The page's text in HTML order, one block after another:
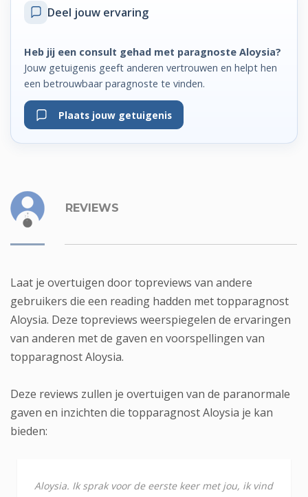
Deel jouw ervaring
Heb jij een consult gehad met paragnoste Aloysia?
Jouw getuigenis geeft anderen vertrouwen en helpt hen
een betrouwbaar paragnoste te vinden.
Plaats jouw getuigenis
REVIEWS
Laat je overtuigen door topreviews van andere
gebruikers die een reading hadden met topparagnost
Aloysia. Deze topreviews weerspiegelen de ervaringen
van anderen met de gaven en voorspellingen van
topparagnost Aloysia.
Deze reviews zullen je overtuigen van de paranormale
gaven en inzichten die topparagnost Aloysia je kan
bieden:
Aloysia. Ik sprak voor de eerste keer met jou, ik vind